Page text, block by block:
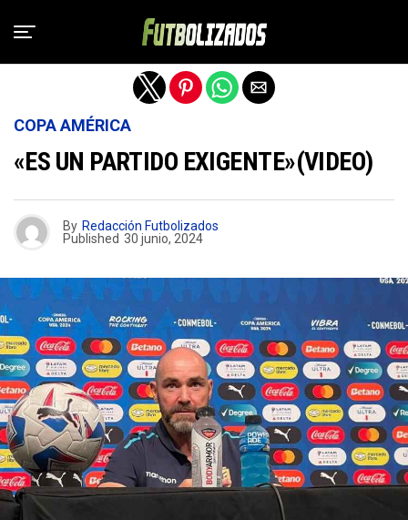
COPA AMÉRICA
«ES UN PARTIDO EXIGENTE»(VIDEO)
By Redacción Futbolizados
Published 30 junio, 2024
Salir de la versión móvil